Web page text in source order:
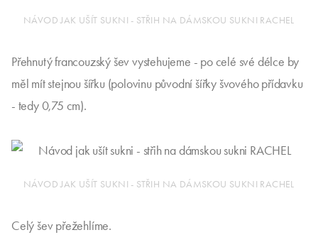
NÁVOD JAK UŠÍT SUKNI - STŘIH NA DÁMSKOU SUKNI RACHEL
Přehnutý francouzský šev vystehujeme - po celé své délce by
měl mít stejnou šířku (polovinu původní šířky švového přídavku
- tedy 0,75 cm).
NÁVOD JAK UŠÍT SUKNI - STŘIH NA DÁMSKOU SUKNI RACHEL
Celý šev přežehlíme.